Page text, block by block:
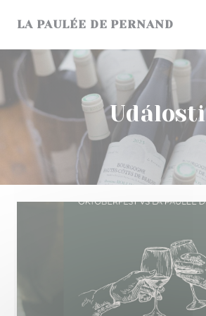
LA PAULÉE DE PERNAND
Události